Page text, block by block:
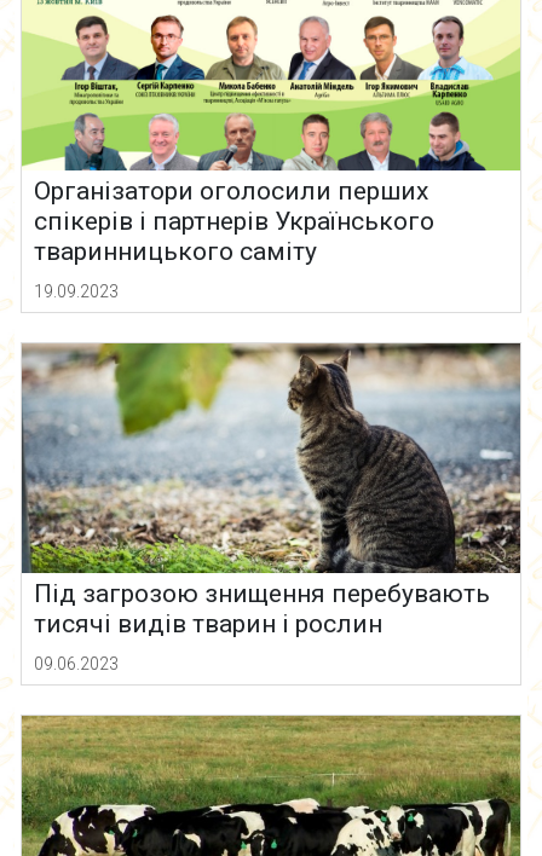
Організатори оголосили перших
спікерів і партнерів Українського
тваринницького саміту
19.09.2023
Під загрозою знищення перебувають
тисячі видів тварин і рослин
09.06.2023